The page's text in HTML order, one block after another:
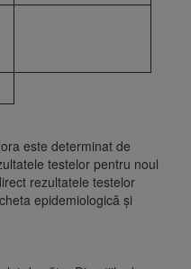
este determinat de
testelor pentru noul
rezultatele testelor
epidemiologică și